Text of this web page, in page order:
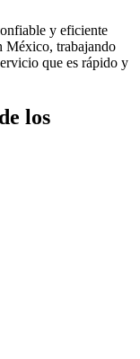
y eficiente
México, trabajando
que es rápido y
los